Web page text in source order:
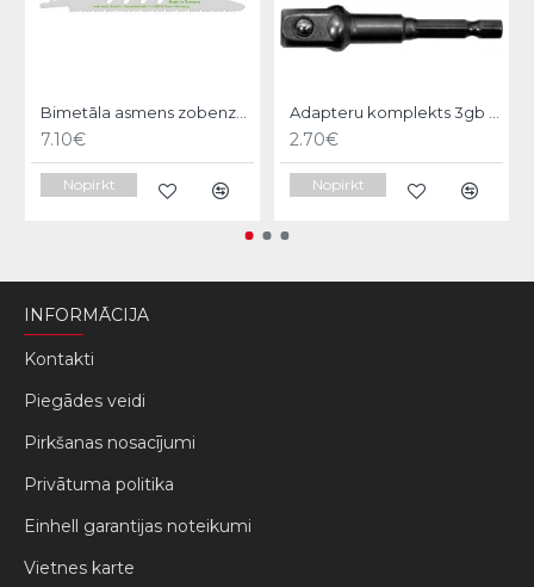
Bimetāla asmens zobenzāģim AKKU-TOP,150/130mm,2gb, KWB
7.10€
Nopirkt
Adapteru komplekts 3gb Yato
2.70€
Nopirkt
INFORMĀCIJA
Kontakti
Piegādes veidi
Pirkšanas nosacījumi
Privātuma politika
Einhell garantijas noteikumi
Vietnes karte